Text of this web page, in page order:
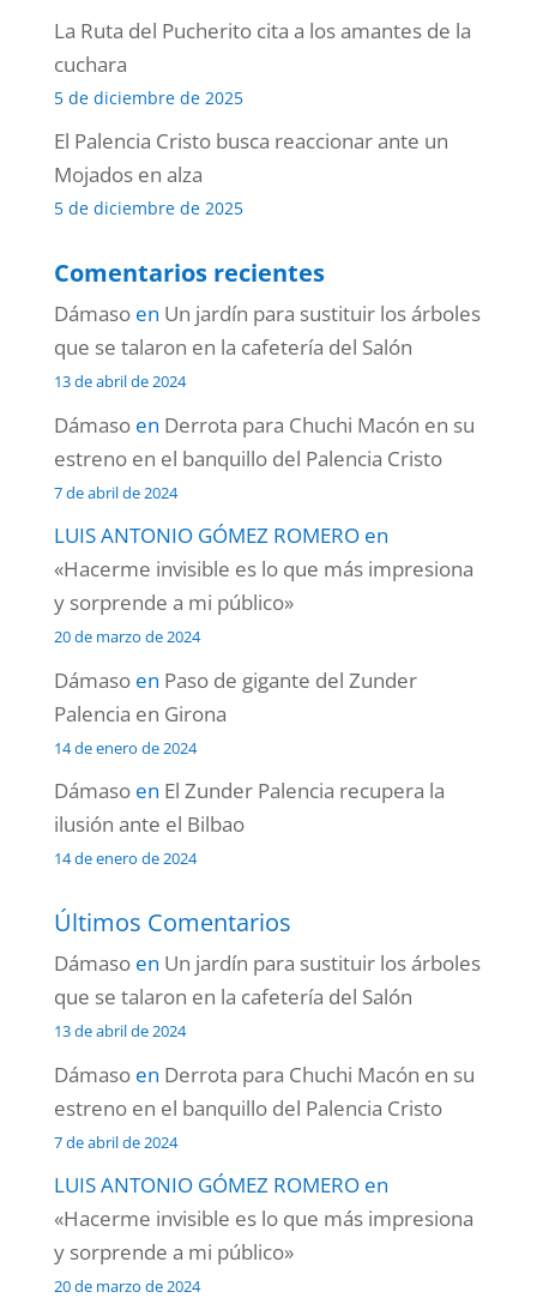
La Ruta del Pucherito cita a los amantes de la
cuchara
5 de diciembre de 2025
El Palencia Cristo busca reaccionar ante un
Mojados en alza
5 de diciembre de 2025
Comentarios recientes
Dámasoen Un jardín para sustituir los árboles
que se talaron en la cafetería del Salón
13 de abril de 2024
Dámasoen Derrota para Chuchi Macón en su
estreno en el banquillo del Palencia Cristo
7 de abril de 2024
LUIS ANTONIO GÓMEZ ROMEROen
«Hacerme invisible es lo que más impresiona
y sorprende a mi público»
20 de marzo de 2024
Dámasoen Paso de gigante del Zunder
Palencia en Girona
14 de enero de 2024
Dámasoen El Zunder Palencia recupera la
ilusión ante el Bilbao
14 de enero de 2024
Últimos Comentarios
Dámasoen Un jardín para sustituir los árboles
que se talaron en la cafetería del Salón
13 de abril de 2024
Dámasoen Derrota para Chuchi Macón en su
estreno en el banquillo del Palencia Cristo
7 de abril de 2024
LUIS ANTONIO GÓMEZ ROMEROen
«Hacerme invisible es lo que más impresiona
y sorprende a mi público»
20 de marzo de 2024